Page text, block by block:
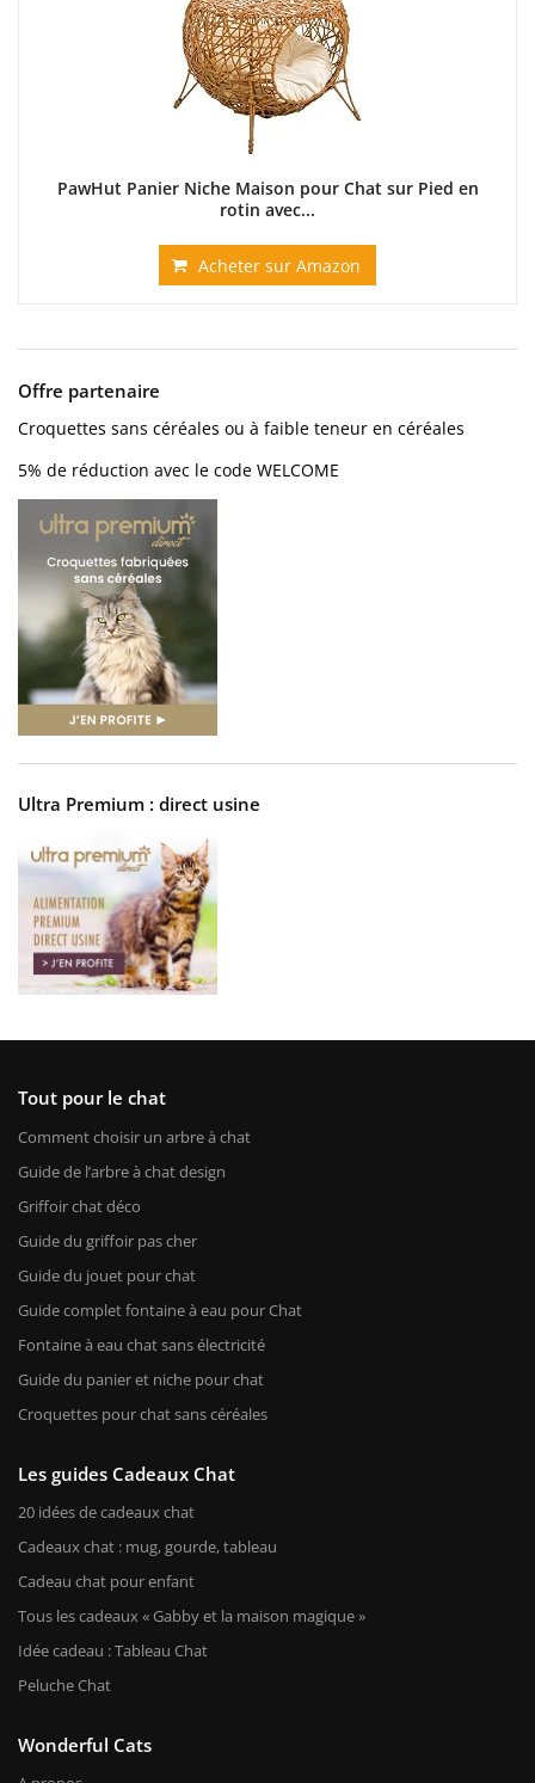
PawHut Panier Niche Maison pour Chat sur Pied en
rotin avec...
Acheter sur Amazon
Offre partenaire
Croquettes sans céréales ou à faible teneur en céréales
5% de réduction avec le code WELCOME
Ultra Premium : direct usine
Tout pour le chat
Comment choisir un arbre à chat
Guide de l’arbre à chat design
Griffoir chat déco
Guide du griffoir pas cher
Guide du jouet pour chat
Guide complet fontaine à eau pour Chat
Fontaine à eau chat sans électricité
Guide du panier et niche pour chat
Croquettes pour chat sans céréales
Les guides Cadeaux Chat
20 idées de cadeaux chat
Cadeaux chat : mug, gourde, tableau
Cadeau chat pour enfant
Tous les cadeaux « Gabby et la maison magique »
Idée cadeau : Tableau Chat
Peluche Chat
Wonderful Cats